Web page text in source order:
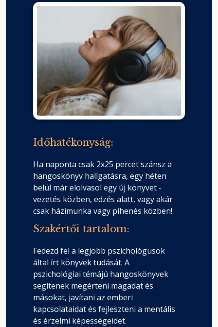
Időhatékonyság:
Ha naponta csak 2x25 percet szánsz a
hangoskönyv hallgatásra, egy héten
belül már elolvasol egy új könyvet -
vezetés közben, edzés alatt, vagy akár
csak házimunka vagy pihenés közben!
Szakértői tartalom:
Fedezd fel a legjobb pszichológusok
által írt könyvek tudását. A
pszichológiai témájú hangoskönyvek
segítenek megérteni magadat és
másokat, javítani az emberi
kapcsolataidat és fejleszteni a mentális
és érzelmi képességeidet.